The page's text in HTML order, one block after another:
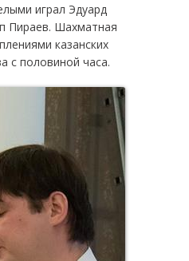
играл Эдуард
Пираев. Шахматная
казанских
с половиной часа.